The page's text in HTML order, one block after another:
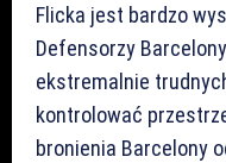
Flicka jest bardzo
Defensorzy
ekstremalnie
kontrolować
bronienia Barcelony